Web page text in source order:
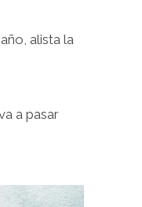
alista la
a pasar